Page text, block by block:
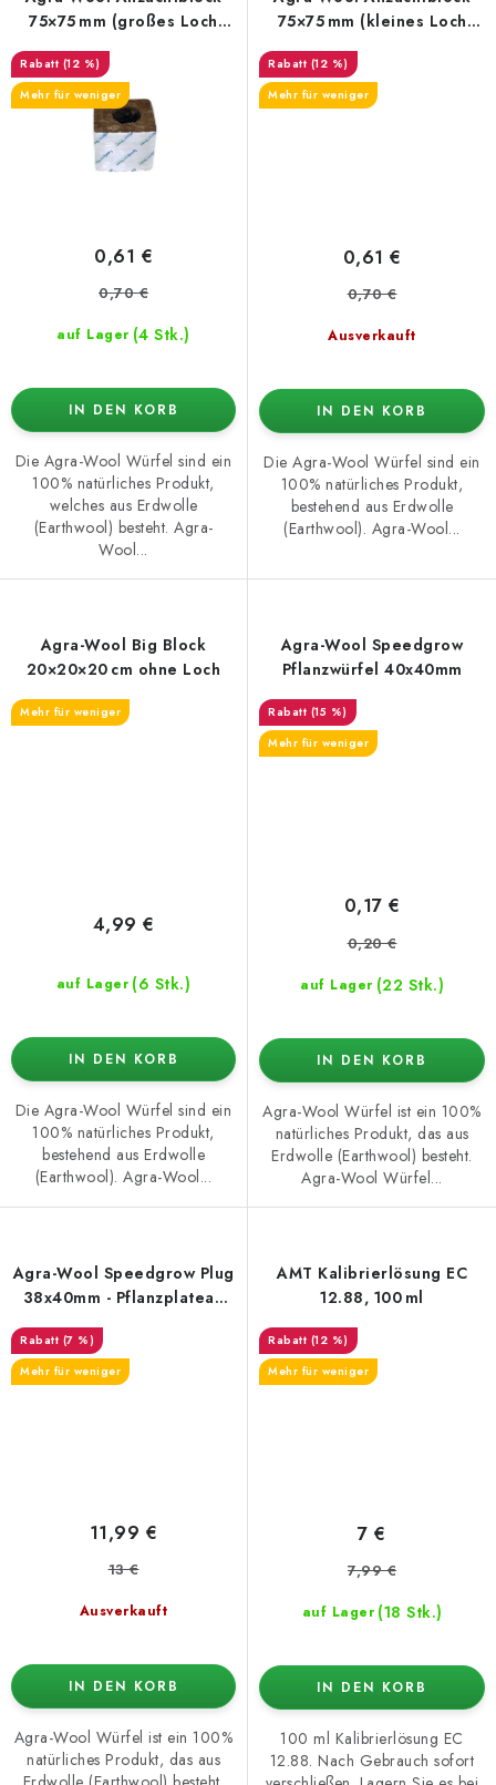
75×75 mm (großes Loch
(12 %)
Mehr für weniger
auf Lager (4 Stk.)
0,61 €
0,70 €
IN DEN KORB
Die Agra-Wool Würfel sind ein
100% natürliches Produkt,
welches aus Erdwolle
(Earthwool) besteht. Agra-
Wool...
75×75 mm (kleines Loch
(12 %)
Mehr für weniger
Ausverkauft
0,61 €
0,70 €
IN DEN KORB
Die Agra-Wool Würfel sind ein
100% natürliches Produkt,
bestehend aus Erdwolle
(Earthwool). Agra-Wool...
Agra-Wool Big Block
20×20×20 cm ohne Loch
Mehr für weniger
auf Lager (6 Stk.)
4,99 €
IN DEN KORB
Die Agra-Wool Würfel sind ein
100% natürliches Produkt,
bestehend aus Erdwolle
(Earthwool). Agra-Wool...
Agra-Wool Speedgrow
Pflanzwürfel 40x40mm
(15 %)
Mehr für weniger
auf Lager (22 Stk.)
0,17 €
0,20 €
IN DEN KORB
Agra-Wool Würfel ist ein 100%
natürliches Produkt, das aus
Erdwolle (Earthwool) besteht.
Agra-Wool Würfel...
Agra-Wool Speedgrow Plug
38x40mm - Pflanzplateau
(7 %)
Mehr für weniger
Ausverkauft
11,99 €
13 €
IN DEN KORB
Agra-Wool Würfel ist ein 100%
natürliches Produkt, das aus
AMT Kalibrierlösung EC
12.88, 100 ml
(12 %)
Mehr für weniger
auf Lager (18 Stk.)
7 €
7,99 €
IN DEN KORB
100 ml Kalibrierlösung EC
12.88. Nach Gebrauch sofort